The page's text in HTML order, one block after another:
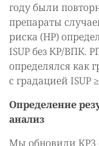
году были
препараты
риска (НР)
ISUP без КР/ВПК.
определялся как
с градацией ISUP
Определение
анализ
Мы обновили КР3